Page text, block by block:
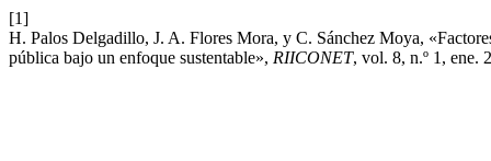
[1]
H. Palos Delgadillo, J. A. Flores Mora, y C. Sánchez Moya,
pública bajo un enfoque sustentable», RIICONET, vol. 8, n.º 1, ene.